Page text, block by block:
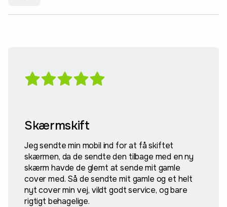
Skærmskift
Jeg sendte min mobil ind for at få skiftet
skærmen, da de sendte den tilbage med en ny
skærm havde de glemt at sende mit gamle
cover med. Så de sendte mit gamle og et helt
nyt cover min vej, vildt godt service, og bare
rigtigt behagelige.